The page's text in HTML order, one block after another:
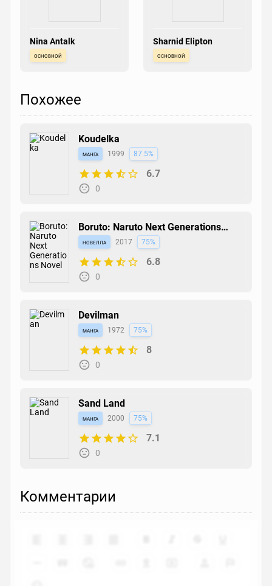
Nina Antalk
основной
Sharnid Elipton
основной
Похожее
Koudelka
манга 1999 87.5%
6.7
0
Boruto: Naruto Next Generations
Novel
новелла 2017 75%
6.8
0
Devilman
манга 1972 75%
8
0
Sand Land
манга 2000 75%
7.1
0
Комментарии